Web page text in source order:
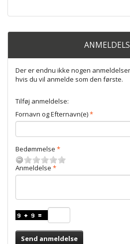
Der er endnu ikke nogen
hvis du vil anmelde som den første.
Tilføj anmeldelse:
Fornavn og Efternavn(e)
Bedømmelse
Anmeldelse
Send anmeldelse